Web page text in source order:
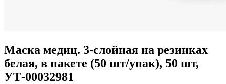
Маска медиц. 3-слойная на резинках
белая, в пакете (50 шт/упак), 50 шт,
УТ-00032981